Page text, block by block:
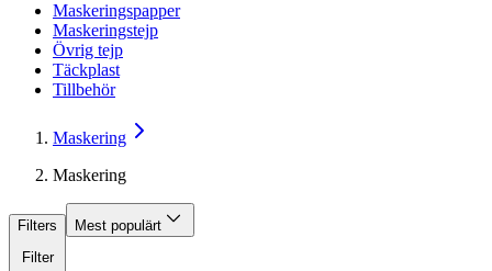
Maskeringspapper
Maskeringstejp
Övrig tejp
Täckplast
Tillbehör
Maskering
Maskering
Filters
Filter
Mest populärt